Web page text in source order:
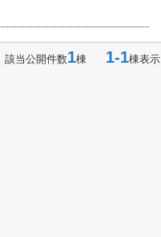
該当公開件数1棟 1-1棟表示